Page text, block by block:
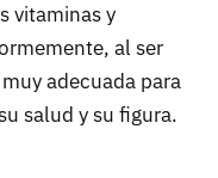
vitaminas y
al ser
adecuada para
salud y su figura.